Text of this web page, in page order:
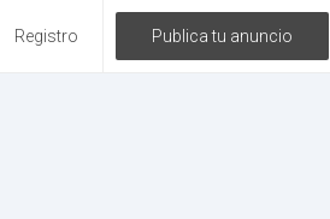
Registro Publica tu anuncio